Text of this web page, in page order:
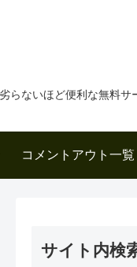
らないほど便利な無料サ
コメントアウト一覧
サイト内検